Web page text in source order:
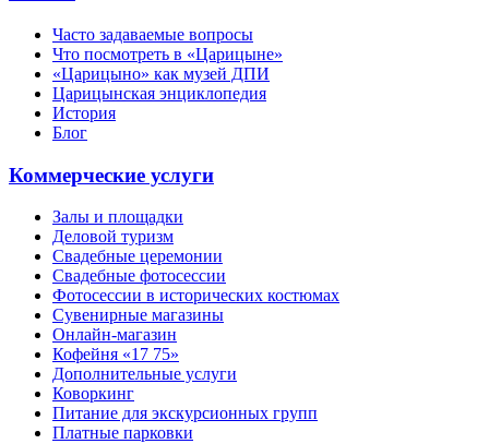
Часто задаваемые вопросы
Что посмотреть в «Царицыне»
«Царицыно» как музей ДПИ
Царицынская энциклопедия
История
Блог
Коммерческие услуги
Залы и площадки
Деловой туризм
Свадебные церемонии
Свадебные фотосессии
Фотосессии в исторических костюмах
Сувенирные магазины
Онлайн-магазин
Кофейня «17 75»
Дополнительные услуги
Коворкинг
Питание для экскурсионных групп
Платные парковки